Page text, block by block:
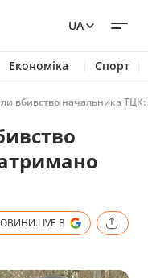
UA
Економіка Спорт
вбивство начальника
В